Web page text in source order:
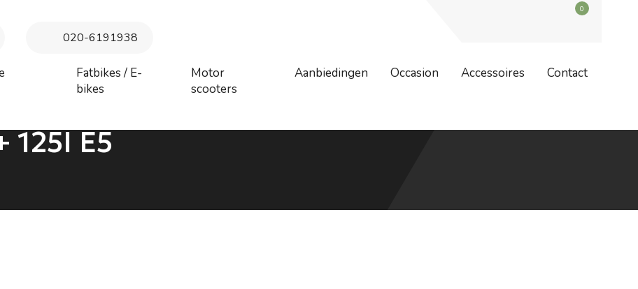
maandag 27 juli augustus t/m donderdag 6 augustus. Vanaf vrijdag 7 augustus zijn wij weer geopend. Bestellingen worden na 7
augustus behandeld
020-6191938
0
Fatbikes / E-
bikes
Motor
scooters
Aanbiedingen Occasion Accessoires Contact
125I E5